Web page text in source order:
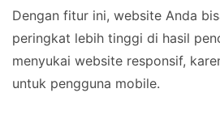
Dengan fitur ini, website Anda
peringkat lebih tinggi di hasil
menyukai website responsif,
untuk pengguna mobile.